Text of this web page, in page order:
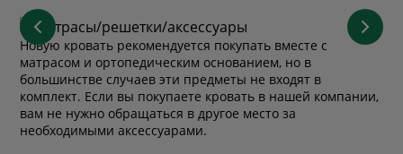
Новую кровать рекомендуется покупать вместе с
матрасом и ортопедическим основанием, но в
большинстве случаев эти предметы не входят в
комплект. Если вы покупаете кровать в нашей компании,
вам не нужно обращаться в другое место за
необходимыми аксессуарами.